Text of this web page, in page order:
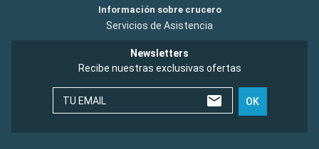
Información sobre crucero
Servicios de Asistencia
Newsletters
Recibe nuestras exclusivas ofertas
TU EMAIL OK